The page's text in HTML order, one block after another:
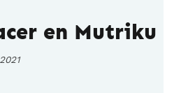
en Mutriku